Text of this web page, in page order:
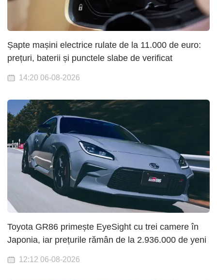
Șapte mașini electrice rulate de la 11.000 de euro:
prețuri, baterii și punctele slabe de verificat
14:20 06-08-2026
Toyota GR86 primește EyeSight cu trei camere în
Japonia, iar prețurile rămân de la 2.936.000 de yeni
12:12 06-08-2026